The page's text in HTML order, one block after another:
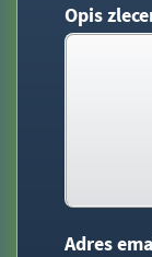
Opis
Adres